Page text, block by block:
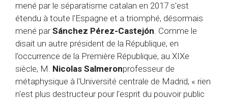
mené par le séparatisme catalan en 2017 s'est
étendu à toute l'Espagne et a triomphé, désormais
mené parSánchez Pérez-Castejón. Comme le
disait un autre président de la République, en
l'occurrence de la Première République, au XIXe
siècle, M. Nicolas Salmeronprofesseur de
métaphysique à l'Université centrale de Madrid, « rien
n'est plus destructeur pour l'esprit du pouvoir public